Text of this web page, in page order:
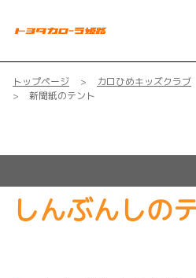
トップページ カロひめキッズクラブ
新聞紙のテント
しんぶんしの